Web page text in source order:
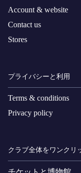
Account & website
Contact us
Stores
プライバシーと利用
Terms & conditions
Privacy policy
クラブ全体をワンクリ